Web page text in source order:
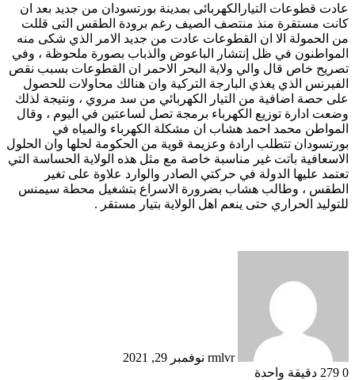
عادت قطوعات التيارالكهربائى بمدينة بورتسودان من جديد بعد ان
كانت مستقرة منذ منتصف الصيف رغم برودة الطقس التى قللت
من الحمولة الا ان القطوعات عادت من جديد الامر الذي شكى منه
المواطنون في ظل إنتشار الباعوض والذباب بصورة ملحوظة ، وفي
تصريح خاص قال والي ولاية البحر الاحمر ان القطوعات بسبب نقص
الفيرنس الذي يغذي البارجة التركية وان هنالك محاولات للحصول
على حصة اضافية من التيار الكهربائي من سد مروي ، ونتيجة لذلك
وضعت ادارة توزيع الكهرباء برمجة تصل لساعتين في اليوم ، وقال
المواطن محمد احمد هشاب ان مشكلة الكهرباء والمياه في
بورتسودان تتطلب ارادة وعزيمة قوية من الحكومة لحلها وان الحلول
الاسعافية باتت غير مناسبة خاصة مع مثل هذه الولاية الحساسة التي
تعتمد عليها الدولة في حركتي الصادر والوارد علاوة على تغير
الطقس ، وطالب هشاب بضرورة الاسراع بتشغيل محطة سيمنس
للتوليد الحراري حتى ينعم اهل الولاية بتيار مستقر .
rmlvr نوفمبر 29, 2021
0
دقيقة واحدة